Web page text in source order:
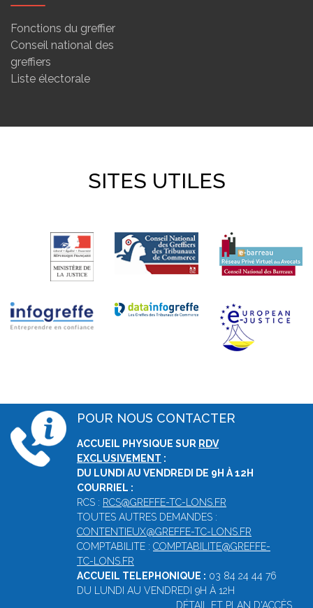
Fonctions du greffier
Conseil national des
greffiers
Liste électorale
SITES UTILES
POUR NOUS CONTACTER
ACCUEIL PHYSIQUE SUR RDV
EXCLUSIVEMENT :
DU LUNDI AU VENDREDI DE 9H À 12H
COURRIEL :
RCS : RCS@GREFFE-TC-LONS.FR
TOUTES AUTRES DEMANDES :
CONTENTIEUX@GREFFE-TC-LONS.FR
COMPTABILITE : COMPTABILITE@GREFFE-
TC-LONS.FR
ACCUEIL TELEPHONIQUE : 03 84 24 44 76
DU LUNDI AU VENDREDI 9H À 12H
DÉTAIL ET PLAN D'ACCÈS